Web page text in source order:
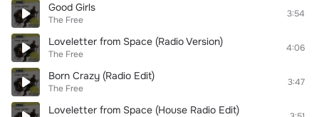
Good Girls
The Free
3:54
Loveletter from Space (Radio Version)
The Free
4:06
Born Crazy (Radio Edit)
The Free
3:47
Loveletter from Space (House Radio Edit)